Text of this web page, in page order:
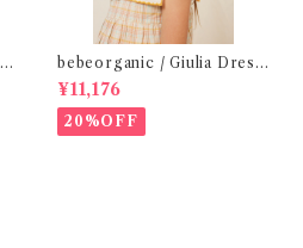
bebeorganic / Giulia Dress
Lagoon Check (2-6y)
¥11,176
20%OFF